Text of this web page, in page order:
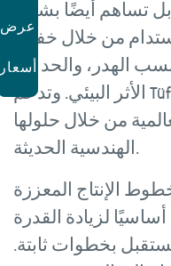
تساهم أيضًا بشكل
من خلال خفض
نسب الهدر، والحد من
الأثر البيئي. وتدعم Tüfekçi Makine مصانع النسيج في
من خلال حلولها
الهندسية الحديثة.
الإنتاج المعززة
لزيادة القدرة
بخطوات ثابتة.
عرض